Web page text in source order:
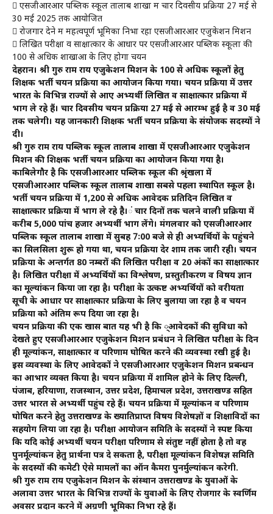
 एसजीआरआर पब्लिक स्कूल तालाब शाखा में चार दिवसीय प्रक्रिया 27 मई से
30 मई 2025 तक आयोजित
 रोजगार देने में महत्वपूर्ण भूमिका निभा रहा एसजीआरआर एजुकेशन मिशन
 लिखित परीक्षा व साक्षात्कार के आधार पर एसजीआरआर पब्लिक स्कूलों की
100 से अधिक शाखाओं के लिए होगा चयन
देहरादून। श्री गुरु राम राय एजुकेशन मिशन के 100 से अधिक स्कूलों हेतु
शिक्षक भर्ती चयन प्रक्रिया का आयोजन किया गया। चयन प्रक्रिया में उत्तर
भारत के विभिन्न राज्यों से आए अभ्यर्थी लिखित व साक्षात्कार प्रक्रिया में
भाग ले रहे हैं। चार दिवसीय चयन प्रक्रिया 27 मई से आरम्भ हुई है व 30 मई
तक चलेगी। यह जानकारी शिक्षक भर्ती चयन प्रक्रिया के संयोजक सदस्यों ने
दी।
श्री गुरु राम राय पब्लिक स्कूल तालाब शाखा में एसजीआरआर एजुकेशन
मिशन की शिक्षक भर्ती चयन प्रक्रिया का आयोजन किया गया है।
काबिलेगौर है कि एसजीआरआर पब्लिक स्कूल की श्रृंखला में
एसजीआरआर पब्लिक स्कूल तालाब शाखा सबसे पहला स्थापित स्कूल है।
भर्ती चयन प्रक्रिया में 1,200 से अधिक आवेदक प्रतिदिन लिखित व
साक्षात्कार प्रक्रिया में भाग ले रहे हैै।ं चार दिनों तक चलने वाली प्रक्रिया में
करीब 5,000 पांच हजार अभ्यर्थी भाग लेंगे। मंगलवार को एसजीआरआर
पब्लिक स्कूल तालाब शाखा में सुबह 7ः00 बजे से ही अभ्यर्थियों के पहुंचने
का सिलसिला शुरू हो गया था, चयन प्रक्रिया देर शाम तक जारी रही। चयन
प्रक्रिया के अन्तर्गत 80 नम्बरों की लिखित परीक्षा व 20 अंकों का साक्षात्कार
है। लिखित परीक्षा में अभ्यर्थियों का विश्लेषण, प्रस्तुतीकरण व विषय ज्ञान
का मूल्यांकन किया जा रहा है। परीक्षा के उत्कष्ट अभ्यर्थियों को वरीयता
सूची के आधार पर साक्षात्कार प्रक्रिया के लिए बुलाया जा रहा है व चयन
प्रक्रिया को अंतिम रूप दिया जा रहा है।
चयन प्रक्रिया की एक खास बात यह भी है कि ्आवेदकों की सुविधा को
देखते हुए एसजीआरआर एजुकेशन मिशन प्रबंधन ने लिखित परीक्षा के दिन
ही मूल्यांकन, साक्षात्कार व परिणाम घोषित करने की व्यवस्था रखी हुई है।
इस व्यवस्था के लिए आवेदकों ने एसजीआरआर एजुकेशन मिशन प्रबन्धन
का आभार व्यक्त किया है। चयन प्रक्रिया में शामिल होने के लिए दिल्ली,
पंजाब, हरियाणा, राजस्थान, उत्तर प्रदेश, हिमाचल प्रदेश, उत्तराखण्ड सहित
उत्तर भारत से अभ्यर्थी पहुंच रहे हैं। चयन प्रक्रिया में मूल्यांकन व परिणाम
घोषित करने हेतु उत्तराखण्ड के ख्यातिप्राप्त विषय विशेषज्ञों व शिक्षाविदों का
सहयोग लिया जा रहा है। परीक्षा आयोजन समिति के सदस्यों ने स्पष्ट किया
कि यदि कोई अभ्यर्थी चयन परीक्षा परिणाम से संतुष्ट नहीं होता है तो वह
पुनर्मूल्यांकन हेतु प्रार्थना पत्र दे सकता है, परीक्षा मूल्यांकन विशेषज्ञ समिति
के सदस्यों की कमेटी ऐसे मामलों का ऑन कैमरा पुनर्मुल्यांकन करेगी.
श्री गुरु राम राय एजुकेशन मिशन के संस्थान उत्तराखण्ड के युवाओं के
अलावा उत्तर भारत के विभिन्न राज्यों के युवाओं के लिए रोजगार के स्वर्णिम
अवसर प्रदान करने में अग्रणी भूमिका निभा रहे हैं।